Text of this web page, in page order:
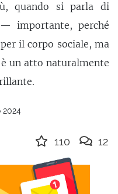
quando si parla di
importante, perché
il corpo sociale, ma
è un atto naturalmente
110 12